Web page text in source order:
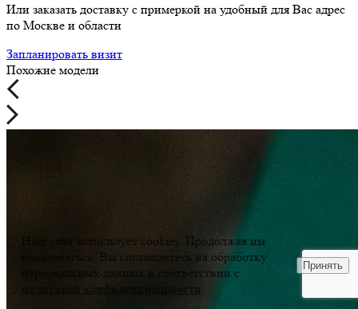
Или заказать доставку с примеркой на удобный для Вас адрес
по Москве и области
Запланировать визит
Похожие модели
Наш сайт использует cookies. Продолжая им
пользоваться, Вы соглашаетесь на обработку
персональных данных в соответствии с
политикой конфиденциальности
Принять